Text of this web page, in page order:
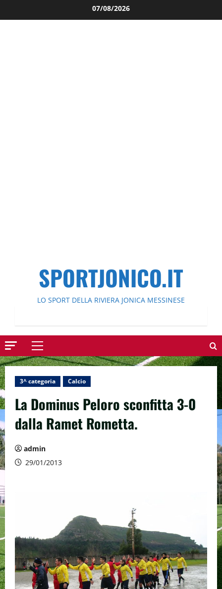
al
07/08/2026
SPORTJONICO.IT
LO SPORT DELLA RIVIERA JONICA MESSINESE
Menu
principale
3^ categoria Calcio
La Dominus Peloro sconfitta 3-0
dalla Ramet Rometta.
admin
29/01/2013